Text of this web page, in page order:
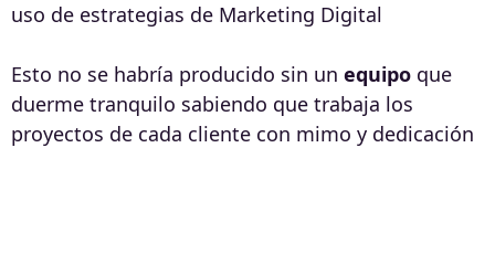
uso de estrategias de Marketing Digital
Esto no se habría producido sin un equipo que
duerme tranquilo sabiendo que trabaja los
proyectos de cada cliente con mimo y dedicación